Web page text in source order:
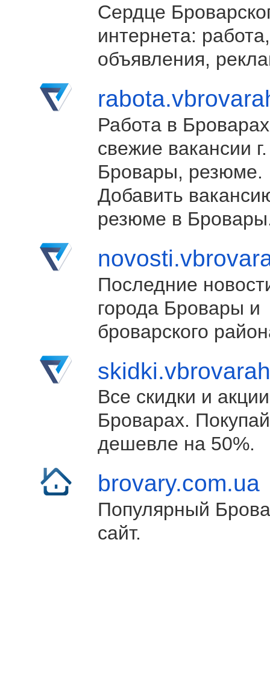
Сердце
интернета: работа,
объявления,
Работа в
свежие вакансии г.
Бровары, резюме.
Добавить
резюме в
Последние
города Бровары и
броварского
Все скидки и
Броварах.
дешевле на 50%.
brovary.com.ua
Популярный
сайт.